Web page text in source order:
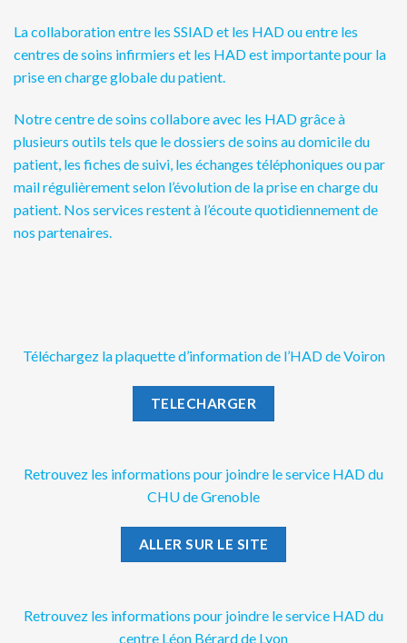
La collaboration entre les SSIAD et les HAD ou entre les
centres de soins infirmiers et les HAD est importante pour la
prise en charge globale du patient.
Notre centre de soins collabore avec les HAD grâce à
plusieurs outils tels que le dossiers de soins au domicile du
patient, les fiches de suivi, les échanges téléphoniques ou par
mail régulièrement selon l’évolution de la prise en charge du
patient. Nos services restent à l’écoute quotidiennement de
nos partenaires.
Téléchargez la plaquette d’information de l’HAD de Voiron
TELECHARGER
Retrouvez les informations pour joindre le service HAD du
CHU de Grenoble
ALLER SUR LE SITE
Retrouvez les informations pour joindre le service HAD du
centre Léon Bérard de Lyon